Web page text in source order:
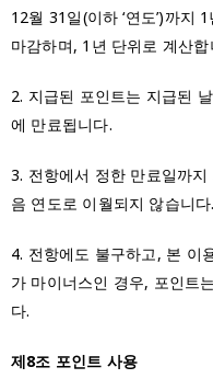
12월 31일(이하 ‘연도’)까지
마감하며, 1년 단위로 계산합
2. 지급된 포인트는 지급된
에 만료됩니다.
3. 전항에서 정한 만료일까
음 연도로 이월되지 않습니다.
4. 전항에도 불구하고, 본 이
가 마이너스인 경우, 포인트
다.
제8조 포인트 사용